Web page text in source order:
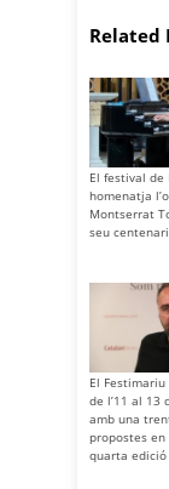
Related
El festival de
homenatja
Montserrat
seu centenari
El
de l’11 al 13
amb una
propostes en
quarta edició